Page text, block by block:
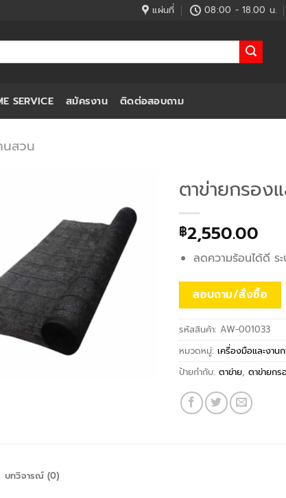
แผ่นที่ 08:00 - 18.00 น.
SERVICE สมัครงาน ติดต่อสอบถาม
นสวน
ตาข่ายกรอง
฿2,550.00
ลดความร้อนได้ดี ร
สอบถาม/สั่งซื้อ
รหัสสินค้า:AW-001033
หมวดหมู่:เครื่องมือและงาน
ป้ายกำกับ:ตาข่าย,ตาข่ายก
บทวิจารณ์ (0)